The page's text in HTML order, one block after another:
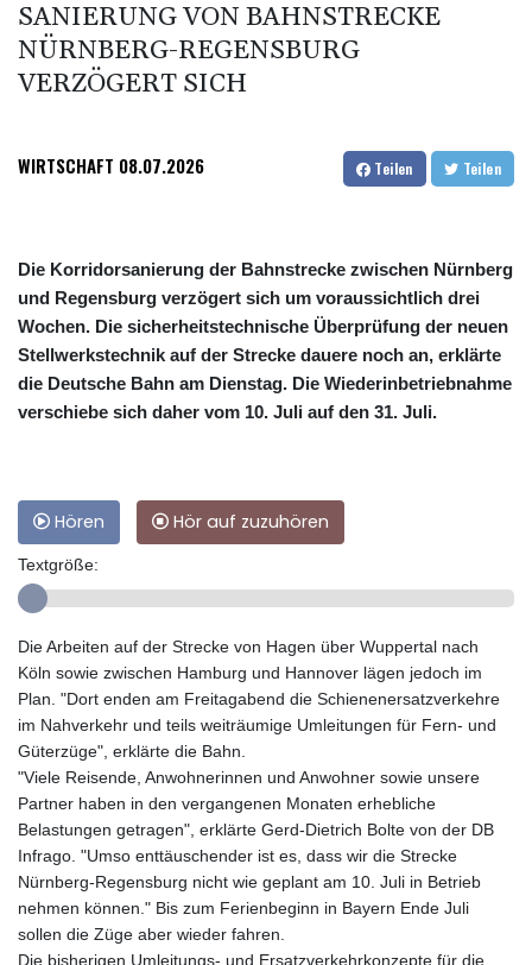
SANIERUNG VON BAHNSTRECKE
NÜRNBERG-REGENSBURG
VERZÖGERT SICH
WIRTSCHAFT 08.07.2026 Teilen Teilen
Die Korridorsanierung der Bahnstrecke zwischen Nürnberg
und Regensburg verzögert sich um voraussichtlich drei
Wochen. Die sicherheitstechnische Überprüfung der neuen
Stellwerkstechnik auf der Strecke dauere noch an, erklärte
die Deutsche Bahn am Dienstag. Die Wiederinbetriebnahme
verschiebe sich daher vom 10. Juli auf den 31. Juli.
Hören Hör auf zuzuhören
Textgröße:
Die Arbeiten auf der Strecke von Hagen über Wuppertal nach
Köln sowie zwischen Hamburg und Hannover lägen jedoch im
Plan. "Dort enden am Freitagabend die Schienenersatzverkehre
im Nahverkehr und teils weiträumige Umleitungen für Fern- und
Güterzüge", erklärte die Bahn.
"Viele Reisende, Anwohnerinnen und Anwohner sowie unsere
Partner haben in den vergangenen Monaten erhebliche
Belastungen getragen", erklärte Gerd-Dietrich Bolte von der DB
Infrago. "Umso enttäuschender ist es, dass wir die Strecke
Nürnberg-Regensburg nicht wie geplant am 10. Juli in Betrieb
nehmen können." Bis zum Ferienbeginn in Bayern Ende Juli
sollen die Züge aber wieder fahren.
Die bisherigen Umleitungs- und Ersatzverkehrkonzepte für die